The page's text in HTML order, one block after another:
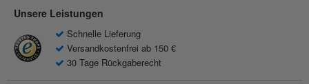
Unsere Leistungen
Schnelle Lieferung
Versandkostenfrei ab 150 €
30 Tage Rückgaberecht